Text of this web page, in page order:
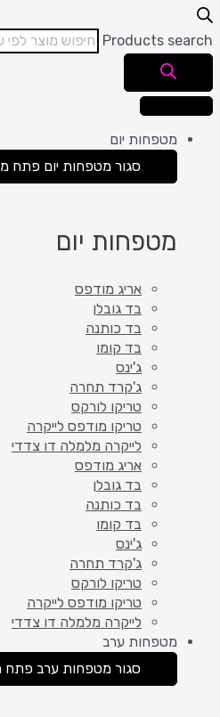
Products search
מטפחות יום
סגור מטפחות יום פתח
מטפחות יום
אריג מודפס
בד גובלן
בד כותנה
בד קומו
ג'ינס
ג'קרד תחרה
טריקו לורקס
טריקו מודפס לייקרה
לייקרה מלמלה דו צדדי
אריג מודפס
בד גובלן
בד כותנה
בד קומו
ג'ינס
ג'קרד תחרה
טריקו לורקס
טריקו מודפס לייקרה
לייקרה מלמלה דו צדדי
מטפחות ערב
סגור מטפחות ערב פתח